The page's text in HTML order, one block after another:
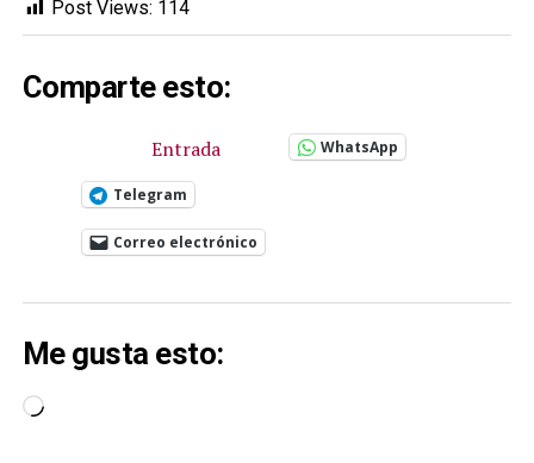
Post Views: 114
Comparte esto:
Entrada WhatsApp
Telegram
Correo electrónico
Me gusta esto:
Cargando...